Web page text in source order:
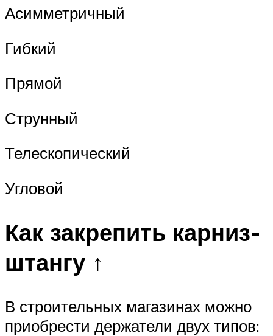
Асимметричный
Гибкий
Прямой
Струнный
Телескопический
Угловой
Как закрепить карниз-
штангу ↑
В строительных магазинах можно
приобрести держатели двух типов: